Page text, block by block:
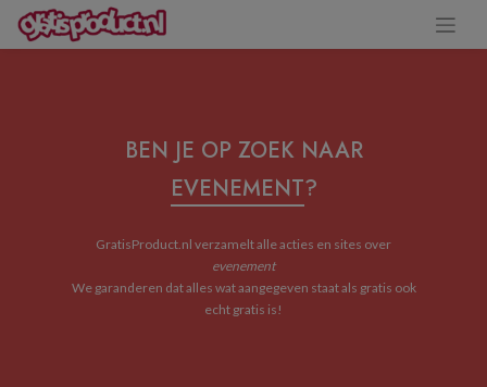
BEN JE OP ZOEK NAAR
EVENEMENT?
GratisProduct.nl verzamelt alle acties en sites over
evenement
We garanderen dat alles wat aangegeven staat als gratis ook
echt gratis is!